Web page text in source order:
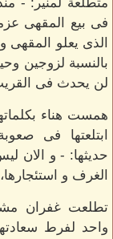
فى بيع المقهى
الذى يعلو
بالنسبة لزوجين
لن يحدث فى
همست هناء
ابتلعتها فى
حديثها: - و الان
الغرف و
تطلعت غفران
واحد لفرط